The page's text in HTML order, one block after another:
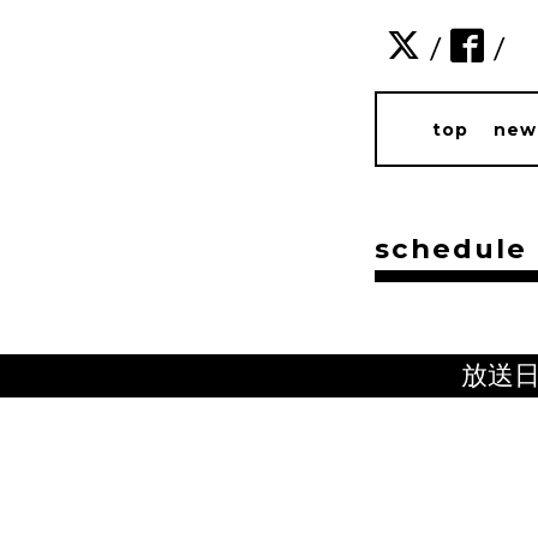
/ /
top new
schedule
放送